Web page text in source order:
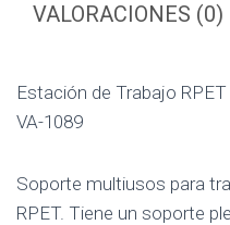
VALORACIONES (0)
Estación de Trabajo
VA-1089
Soporte multiusos para
RPET. Tiene un soporte